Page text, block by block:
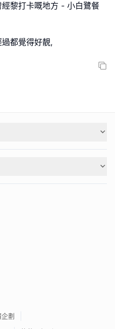
黎打卡嘅地方 - 小白鷺餐
都覺得好靚,
劃